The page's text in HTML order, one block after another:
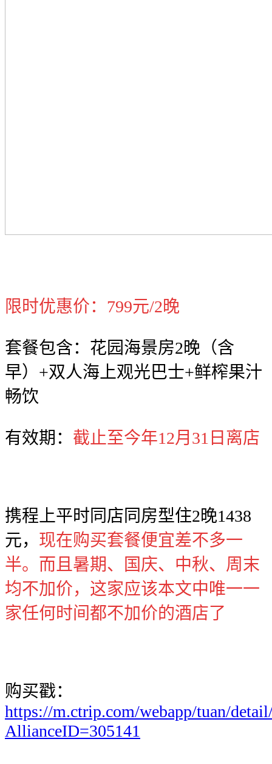
限时优惠价：799元/2晚
套餐包含：花园海景房2晚（含
早）+双人海上观光巴士+鲜榨果汁
畅饮
有效期： 截止至今年12月31日离店
携程上平时同店同房型住2晚1438
元， 现在购买套餐便宜差不多一
半。而且暑期、国庆、中秋、周末
均不加价，这家应该本文中唯一一
家任何时间都不加价的酒店了
购买戳：
https://m.ctrip.com/webapp/tuan/
AllianceID=305141